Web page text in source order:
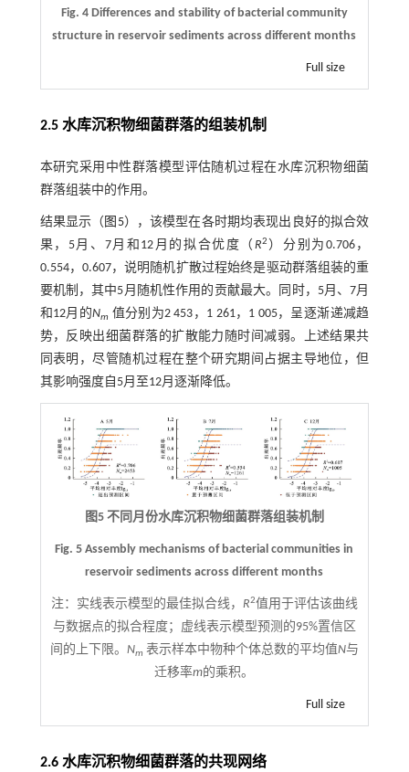
Fig. 4 Differences and stability of bacterial community
structure in reservoir sediments across different months
Full size
2.5 水库沉积物细菌群落的组装机制
本研究采用中性群落模型评估随机过程在水库沉积物细菌
群落组装中的作用。
结果显示（ 图5），该模型在各时期均表现出良好的拟合效
果，5月、7月和12月的拟合优度（ R2 ）分别为0.706，
0.554，0.607，说明随机扩散过程始终是驱动群落组装的重
要机制，其中5月随机性作用的贡献最大。同时，5月、7月
和12月的Nm 值分别为2 453，1 261，1 005，呈逐渐递减趋
势，反映出细菌群落的扩散能力随时间减弱。上述结果共
同表明，尽管随机过程在整个研究期间占据主导地位，但
其影响强度自5月至12月逐渐降低。
图5 不同月份水库沉积物细菌群落组装机制
Fig. 5 Assembly mechanisms of bacterial communities in
reservoir sediments across different months
注： 实线表示模型的最佳拟合线， R2值用于评估该曲线
与数据点的拟合程度；虚线表示模型预测的95%置信区
间的上下限。 Nm 表示样本中物种个体总数的平均值N与
迁移率m的乘积。
Full size
2.6 水库沉积物细菌群落的共现网络